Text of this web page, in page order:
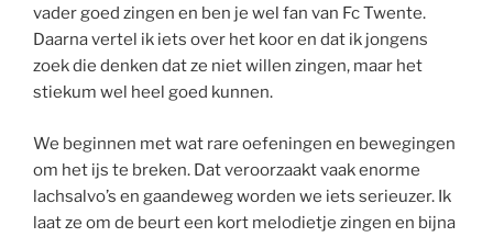
vader goed zingen en ben je wel fan van Fc Twente.
Daarna vertel ik iets over het koor en dat ik jongens
zoek die denken dat ze niet willen zingen, maar het
stiekum wel heel goed kunnen.
We beginnen met wat rare oefeningen en bewegingen
om het ijs te breken. Dat veroorzaakt vaak enorme
lachsalvo’s en gaandeweg worden we iets serieuzer. Ik
laat ze om de beurt een kort melodietje zingen en bijna